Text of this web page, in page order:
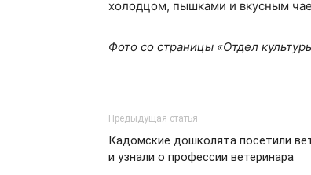
холодцом, пышками и вкусным
Фото со страницы «Отдел
Предыдущая статья
Кадомские дошколята посетили
и узнали о профессии ветеринара